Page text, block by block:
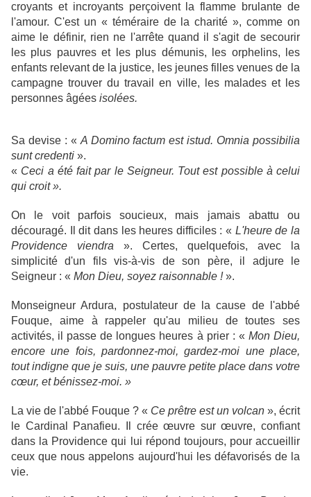
croyants et incroyants perçoivent la flamme brulante de
l'amour. C'est un « téméraire de la charité»,comme on
aime le définir, rien ne l'arrête quand il
s'agit de secourir
les plus pauvres et les plus démunis, les orphelins, les
enfants relevant de la justice, les jeunes filles venues de la
campagne trouver du travail en ville, les malades et les
personnes âgées isolées.
Sa devise : « A Domino factum est istud. Omnia possibilia
sunt credenti ».
« Ceci a été fait par le Seigneur. Tout est possible à celui
qui croit ».
On le voit parfois soucieux, mais jamais abattu ou
découragé. Il dit dans les heures difficiles :« L'heure de la
Providence viendra ». Certes, quelquefois, avec la
simplicité d'un fils vis-à-vis de son père, il adjure le
Seigneur : « Mon Dieu, soyez raisonnable !».
Monseigneur Ardura, postulateur de la cause de l'abbé
Fouque, aime à rappeler qu'au milieu de toutes ses
activités, il passe de longues heures à prier : « Mon Dieu,
encore une fois, pardonnez-moi, gardez-moi une place,
tout indigne que je suis, une pauvre petite place dans votre
cœur, et bénissez-moi. »
La vie de l'abbé Fouque ? « Ce prêtre est un volcan », écrit
le Cardinal Panafieu. Il crée œuvre sur œuvre, confiant
dans la Providence qui lui répond toujours, pour accueillir
ceux que nous appelons aujourd'hui les défavorisés de la
vie.